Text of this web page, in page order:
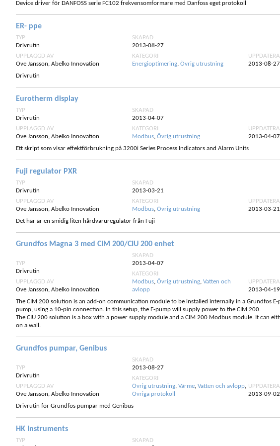
Device driver för DANFOSS serie FC102 frekvensomformare med Danfoss eget protokoll
ER- ppe
TYP
Drivrutin
UPPLAGGD AV
Ove Jansson, Abelko Innovation
SKAPAD
2013-08-27
KATEGORI
Energioptimering, Övrig utrustning
2013-08-27
Drivrutin
Eurotherm display
TYP
Drivrutin
UPPLAGGD AV
Ove Jansson, Abelko Innovation
SKAPAD
2013-04-07
KATEGORI
Modbus, Övrig utrustning
2013-04-07
Ett skript som visar effektförbrukning på 3200i Series Process Indicators and Alarm Units
Fuji regulator PXR
TYP
Drivrutin
UPPLAGGD AV
Ove Jansson, Abelko Innovation
SKAPAD
2013-03-21
KATEGORI
Modbus, Övrig utrustning
2013-03-21
Det här är en smidig liten hårdvaruregulator från Fuji
Grundfos Magna 3 med CIM 200/CIU 200 enhet
TYP
Drivrutin
UPPLAGGD AV
Ove Jansson, Abelko Innovation
SKAPAD
2013-04-07
KATEGORI
Modbus, Övrig utrustning, Vatten och
avlopp
2013-04-19
The CIM 200 solution is an add-on communication module to be installed internally in a Grundfos
pump, using a 10-pin connection. In this setup, the E-pump will supply power to the CIM 200.
The CIU 200 solution is a box with a power supply module and a CIM 200 Modbus module. It can
on a wall.
Grundfos pumpar, Genibus
TYP
Drivrutin
UPPLAGGD AV
Ove Jansson, Abelko Innovation
SKAPAD
2013-08-27
KATEGORI
Övrig utrustning, Värme, Vatten och avlopp,
Övriga protokoll
2013-09-02
Drivrutin för Grundfos pumpar med Genibus
HK Instruments
TYP
SKAPAD